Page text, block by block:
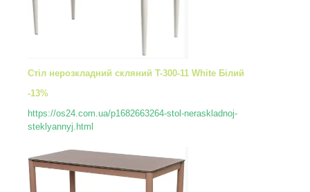
Стіл нерозкладний скляний T-300-11 White Білий
-13%
https://os24.com.ua/p1682663264-stol-neraskladnoj-
steklyannyj.html